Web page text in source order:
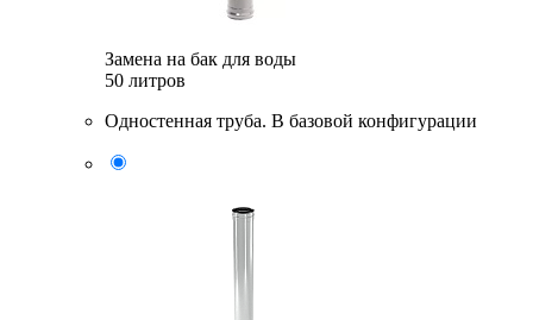
Замена на бак для воды
50 литров
Одностенная труба. В базовой конфигурации